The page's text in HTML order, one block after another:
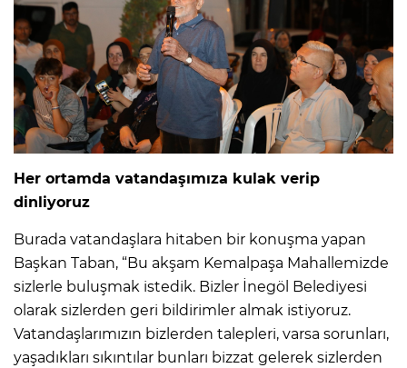
Her ortamda vatandaşımıza kulak verip
dinliyoruz
Burada vatandaşlara hitaben bir konuşma yapan
Başkan Taban, “Bu akşam Kemalpaşa Mahallemizde
sizlerle buluşmak istedik. Bizler İnegöl Belediyesi
olarak sizlerden geri bildirimler almak istiyoruz.
Vatandaşlarımızın bizlerden talepleri, varsa sorunları,
yaşadıkları sıkıntılar bunları bizzat gelerek sizlerden